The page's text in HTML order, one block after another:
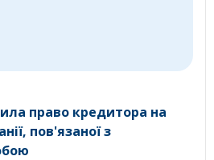
право кредитора на
пов'язаної з